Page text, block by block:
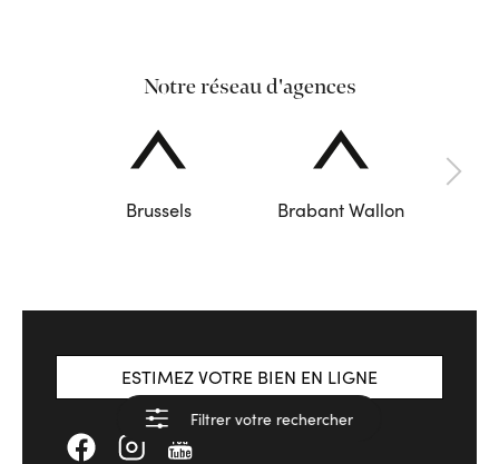
Filtrer votre rechercher
Notre réseau d'agences
Brussels Brabant Wallon
ESTIMEZ VOTRE BIEN EN LIGNE